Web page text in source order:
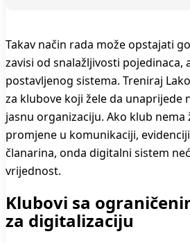
Takav način rada može opstajati
zavisi od snalažljivosti pojedinaca,
postavljenog sistema. Treniraj
za klubove koji žele da unaprijede
jasnu organizaciju. Ako klub nema
promjene u komunikaciji,
članarina, onda digitalni sistem
vrijednost.
Klubovi sa
za digitalizaciju